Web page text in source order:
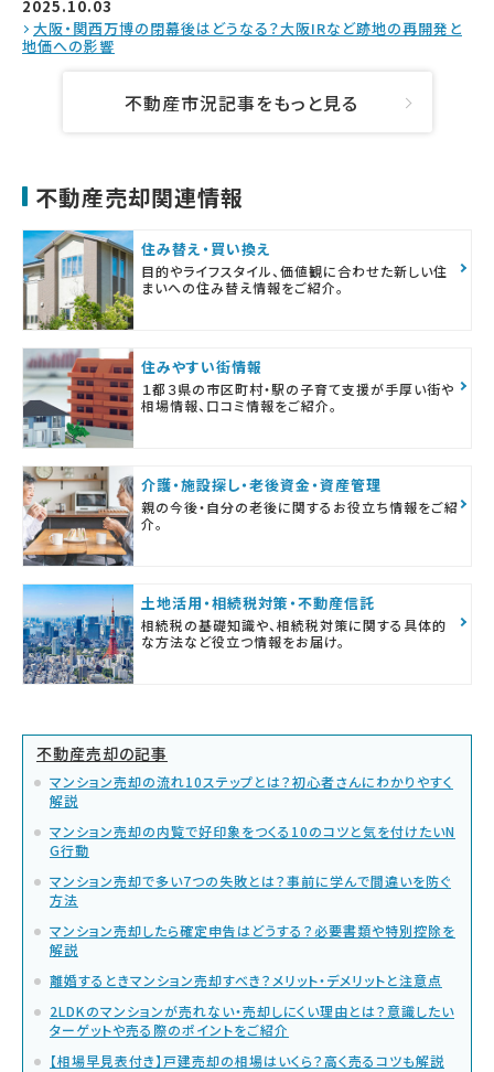
2025.10.03
大阪・関西万博の閉幕後はどうなる？大阪IRなど跡地の再開発と
地価への影響
不動産市況記事をもっと見る
不動産売却関連情報
住み替え・買い換え
目的やライフスタイル、価値観に合わせた新しい住
まいへの住み替え情報をご紹介。
住みやすい街情報
１都３県の市区町村・駅の子育て支援が手厚い街や
相場情報、口コミ情報をご紹介。
介護・施設探し・老後資金・資産管理
親の今後・自分の老後に関するお役立ち情報をご紹
介。
土地活用・相続税対策・不動産信託
相続税の基礎知識や、相続税対策に関する具体的
な方法など役立つ情報をお届け。
不動産売却の記事
マンション売却の流れ10ステップとは？初心者さんにわかりやすく
解説
マンション売却の内覧で好印象をつくる10のコツと気を付けたいN
G行動
マンション売却で多い7つの失敗とは？事前に学んで間違いを防ぐ
方法
マンション売却したら確定申告はどうする？必要書類や特別控除を
解説
離婚するときマンション売却すべき？メリット・デメリットと注意点
2LDKのマンションが売れない・売却しにくい理由とは？意識したい
ターゲットや売る際のポイントをご紹介
【相場早見表付き】戸建売却の相場はいくら？高く売るコツも解説